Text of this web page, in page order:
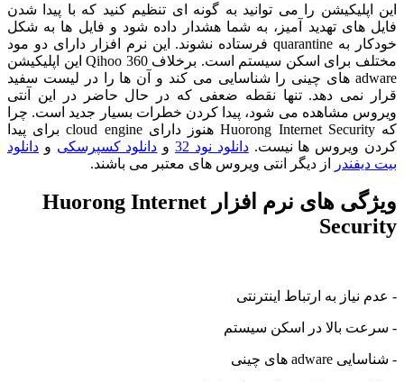
این اپلیکیشن را می توانید به گونه ای تنظیم کنید که با پیدا شدن
فایل های تهدید آمیز، به شما هشدار داده شود و فایل ها به شکل
خودکار به quarantine فرستاده نشوند. این نرم افزار دارای دو مود
مختلف برای اسکن سیستم است. برخلاف Qihoo 360 این اپلیکیشن
adware های چینی را شناسایی می کند و آن ها را در لیست سفید
قرار نمی دهد. تنها نقطه ضعفی که در حال حاضر در این آنتی
ویروس مشاهده می شود، پیدا کردن خطرات بسیار جدید است. چرا
که Huorong Internet Security هنوز دارای cloud engine برای پیدا
کردن ویروس ها نیست.دانلود نود 32 و دانلود کسپرسکی و دانلود
بیت دیفندر
از دیگر انتی ویروس های معتبر می باشند.
ویژگی های نرم افزار Huorong Internet
Security
- عدم نیاز به ارتباط اینترنتی
- سرعت بالا در اسکن سیستم
- شناسایی adware های چینی